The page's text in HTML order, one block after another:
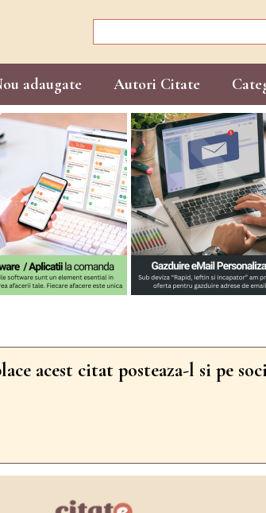
adaugate Autori Citate
acest citat posteaza-l si pe